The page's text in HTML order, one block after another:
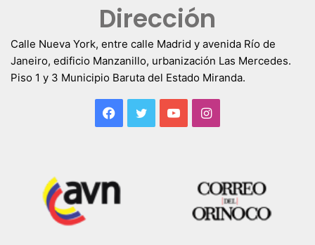
Dirección
Calle Nueva York, entre calle Madrid y avenida Río de
Janeiro, edificio Manzanillo, urbanización Las Mercedes.
Piso 1 y 3 Municipio Baruta del Estado Miranda.
Facebook
TwitterYouTubeInstagram